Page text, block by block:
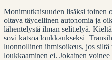
Monimutkaisuuden lisäksi toinen
oltava täydellinen autonomia ja
lähentelystä ilman selittelyä.
sovi katsoa loukkaukseksi.
luonnollinen ihmisoikeus, jos siltä
loukkaaminen ei. Jokainen